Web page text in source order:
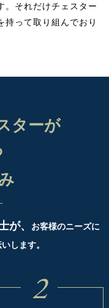
。それだけチェスター
持って取り組んでおり
ターが
が、
お客様のニーズに
します。
2